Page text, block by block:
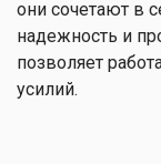
они сочетают в
надежность и
позволяет
усилий.